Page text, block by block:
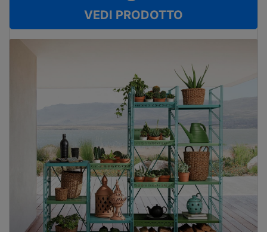
VEDI PRODOTTO